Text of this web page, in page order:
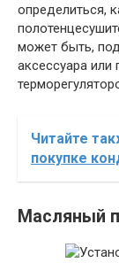
определиться,
может быть,
аксессуара
Читайте
покупке
Масляный